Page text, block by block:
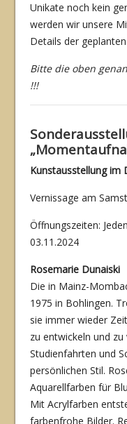
Unikate noch kein
werden wir unsere
Details der
Bitte die oben
!!!
„
Kunstausstellung im
Vernissage am
Öffnungszeiten:
03.11.2024
Rosemarie Dunaiski
Die in Mainz-
1975 in Bohlingen.
sie immer wieder
zu entwickeln und
Studienfahrten und
persönlichen Stil.
Aquarellfarben für
Mit Acrylfarben
farbenfrohe Bilder.